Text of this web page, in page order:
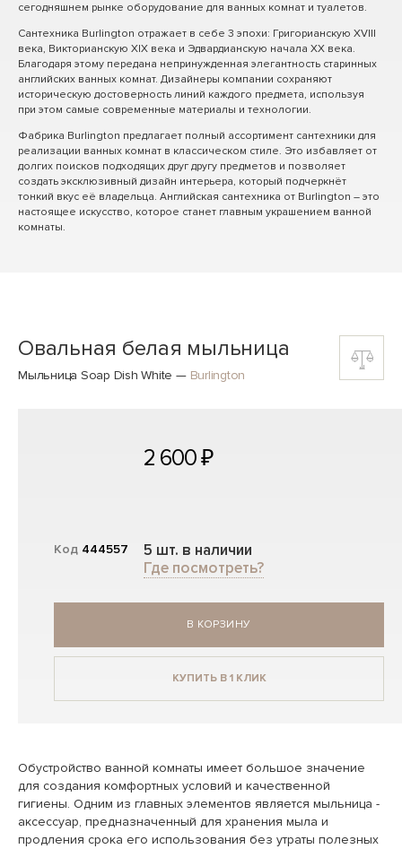
сегодняшнем рынке оборудование для ванных комнат и туалетов.
Сантехника Burlington отражает в себе 3 эпохи: Григорианскую XVIII
века, Викторианскую XIX века и Эдвардианскую начала XX века.
Благодаря этому передана непринужденная элегантность старинных
английских ванных комнат. Дизайнеры компании сохраняют
историческую достоверность линий каждого предмета, используя
при этом самые современные материалы и технологии.
Фабрика Burlington предлагает полный ассортимент сантехники для
реализации ванных комнат в классическом стиле. Это избавляет от
долгих поисков подходящих друг другу предметов и позволяет
создать эксклюзивный дизайн интерьера, который подчеркнёт
тонкий вкус её владельца. Английская сантехника от Burlington – это
настоящее искусство, которое станет главным украшением ванной
комнаты.
Овальная белая мыльница
Мыльница Soap Dish White — Burlington
Код 444557
2 600 ₽
5 шт. в наличии
Где посмотреть?
В КОРЗИНУ
КУПИТЬ В 1 КЛИК
Обустройство ванной комнаты имеет большое значение
для создания комфортных условий и качественной
гигиены. Одним из главных элементов является мыльница -
аксессуар, предназначенный для хранения мыла и
продления срока его использования без утраты полезных